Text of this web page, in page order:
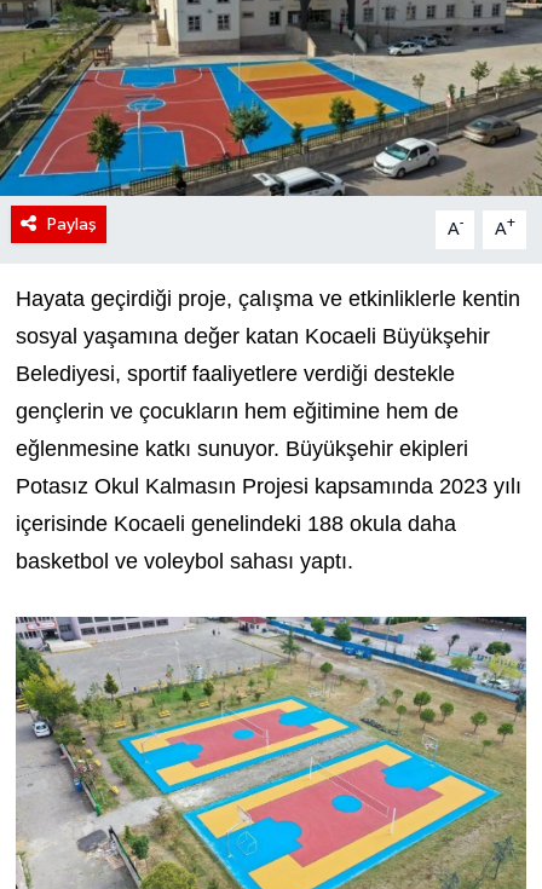
Paylaş A- A+
Hayata geçirdiği proje, çalışma ve etkinliklerle kentin
sosyal yaşamına değer katan Kocaeli Büyükşehir
Belediyesi, sportif faaliyetlere verdiği destekle
gençlerin ve çocukların hem eğitimine hem de
eğlenmesine katkı sunuyor. Büyükşehir ekipleri
Potasız Okul Kalmasın Projesi kapsamında 2023 yılı
içerisinde Kocaeli genelindeki 188 okula daha
basketbol ve voleybol sahası yaptı.